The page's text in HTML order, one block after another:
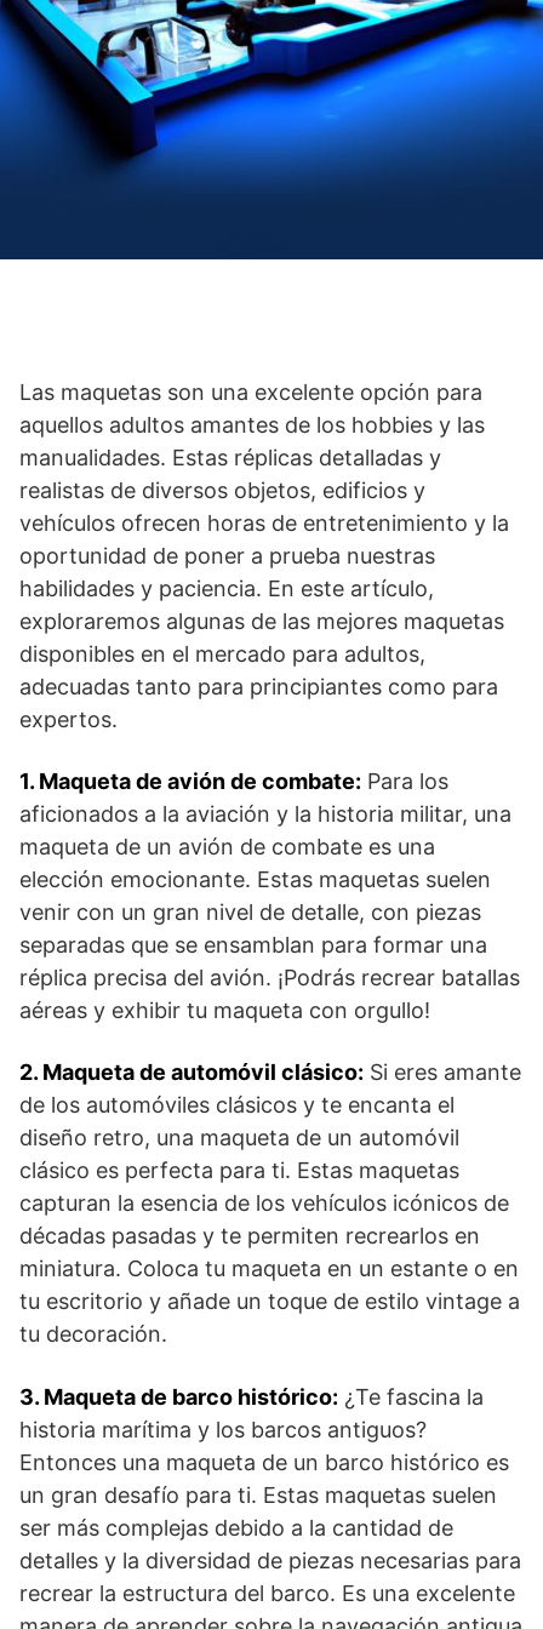
Las maquetas son una excelente opción para
aquellos adultos amantes de los hobbies y ​las
manualidades. Estas​ réplicas detalladas y
‍realistas de diversos objetos, edificios y
vehículos ofrecen horas de entretenimiento y la‍
oportunidad⁤ de poner a prueba nuestras
habilidades y paciencia. En este artículo,
exploraremos algunas de las mejores ​maquetas
disponibles en el mercado para‌ adultos,
adecuadas tanto para principiantes ⁤como para
⁢expertos.
1. Maqueta de avión de combate: ⁢Para los‍
aficionados⁤ a la ⁢aviación y la historia militar, una
maqueta ‍de un avión ‍de combate es una
elección emocionante. Estas maquetas suelen
venir con un gran nivel de detalle, con piezas
separadas ⁣que se ensamblan para formar una
réplica precisa del avión. ¡Podrás recrear batallas
aéreas ‌y exhibir tu maqueta con orgullo!
2. Maqueta de automóvil clásico: Si eres amante
de⁣ los automóviles clásicos y te‌ encanta el⁤
diseño retro, una maqueta de un automóvil
clásico es perfecta ‌para ti. ‍Estas⁢ maquetas
capturan la esencia de los vehículos icónicos de
⁣décadas pasadas y ​te permiten recrearlos en
miniatura. Coloca tu‍ maqueta en un estante o ​en
tu⁢ escritorio ⁣y añade un toque ​de estilo ‍vintage​ a
tu decoración.
3. Maqueta de barco histórico: ¿Te fascina la
historia ⁣marítima y los barcos ⁢antiguos? ​
Entonces una maqueta de un barco histórico es
un gran desafío para ti. Estas‍ maquetas suelen⁣
ser​ más ⁢complejas debido a la cantidad de
⁢detalles y ⁢la diversidad de piezas necesarias ​para
⁢recrear la ‌estructura del​ barco. Es una excelente